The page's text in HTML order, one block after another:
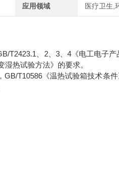
应用领域 医疗卫生,
T2423.1、2、3、4《电工电子
热试验方法》的要求。
T10586《温热试验箱技术条